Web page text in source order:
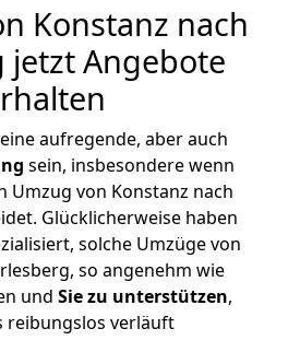
Konstanz nach
jetzt Angebote
aufregende, aber auch
sein, insbesondere wenn
Umzug von Konstanz nach
Glücklicherweise haben
solche Umzüge von
so angenehm wie
und Sie zu unterstützen,
reibungslos verläuft